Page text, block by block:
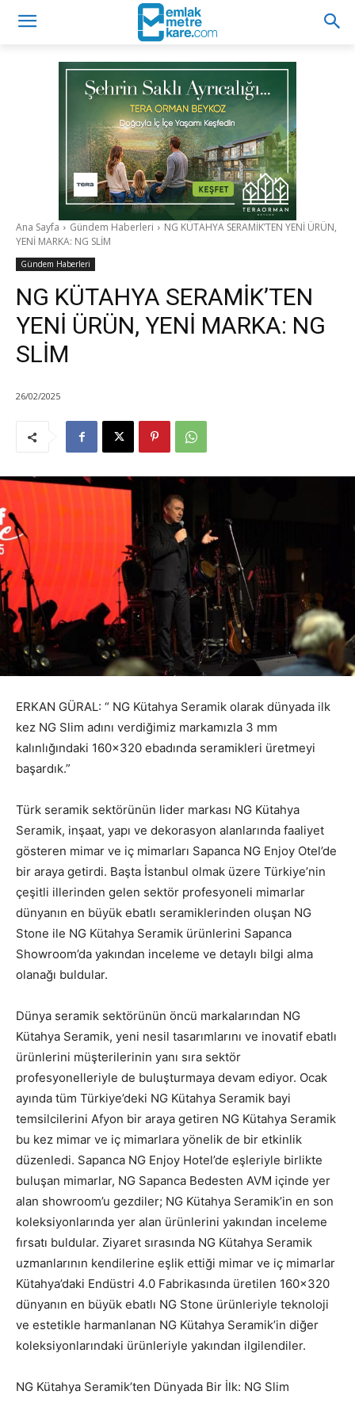
Ana Sayfa Gündem Haberleri
NG KÜTAHYA SERAMİK’TEN YENİ ÜRÜN,
YENİ MARKA: NG SLİM
Gündem Haberleri
NG KÜTAHYA SERAMİK’TEN
YENİ ÜRÜN, YENİ MARKA: NG
SLİM
26/02/2025
ERKAN GÜRAL: “ NG Kütahya Seramik olarak dünyada ilk
kez NG Slim adını verdiğimiz markamızla 3 mm
kalınlığındaki 160×320 ebadında seramikleri üretmeyi
başardık.”
Türk seramik sektörünün lider markası NG Kütahya
Seramik, inşaat, yapı ve dekorasyon alanlarında faaliyet
gösteren mimar ve iç mimarları Sapanca NG Enjoy Otel’de
bir araya getirdi. Başta İstanbul olmak üzere Türkiye’nin
çeşitli illerinden gelen sektör profesyoneli mimarlar
dünyanın en büyük ebatlı seramiklerinden oluşan NG
Stone ile NG Kütahya Seramik ürünlerini Sapanca
Showroom’da yakından inceleme ve detaylı bilgi alma
olanağı buldular.
Dünya seramik sektörünün öncü markalarından NG
Kütahya Seramik, yeni nesil tasarımlarını ve inovatif ebatlı
ürünlerini müşterilerinin yanı sıra sektör
profesyonelleriyle de buluşturmaya devam ediyor. Ocak
ayında tüm Türkiye’deki NG Kütahya Seramik bayi
temsilcilerini Afyon bir araya getiren NG Kütahya Seramik
bu kez mimar ve iç mimarlara yönelik de bir etkinlik
düzenledi. Sapanca NG Enjoy Hotel’de eşleriyle birlikte
buluşan mimarlar, NG Sapanca Bedesten AVM içinde yer
alan showroom’u gezdiler; NG Kütahya Seramik’in en son
koleksiyonlarında yer alan ürünlerini yakından inceleme
fırsatı buldular. Ziyaret sırasında NG Kütahya Seramik
uzmanlarının kendilerine eşlik ettiği mimar ve iç mimarlar
Kütahya’daki Endüstri 4.0 Fabrikasında üretilen 160×320
dünyanın en büyük ebatlı NG Stone ürünleriyle teknoloji
ve estetikle harmanlanan NG Kütahya Seramik’in diğer
koleksiyonlarındaki ürünleriyle yakından ilgilendiler.
NG Kütahya Seramik’ten Dünyada Bir İlk: NG Slim